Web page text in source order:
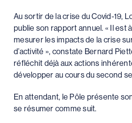
Au sortir de la crise du Covid-19,
publie son rapport annuel. « Il est
mesurer les impacts de la crise
d’activité », constate Bernard
réfléchit déjà aux actions
développer au cours du second
En attendant, le Pôle présente
se résumer comme suit.